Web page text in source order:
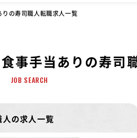
の寿司職人転職求人一覧
事手当ありの寿司
JOB SEARCH
の求人一覧